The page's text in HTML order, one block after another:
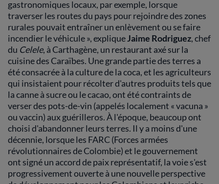
gastronomiques locaux, par exemple, lorsque
traverser les routes du pays pour rejoindre des zones
rurales pouvait entraîner un enlèvement ou se faire
incendier le véhicule », expliqueJaime Rodriguez, chef
du Celele, à Carthagène, un restaurant axé sur la
cuisine des Caraïbes. Une grande partie des terres a
été consacrée à la culture de la coca, et les agriculteurs
qui insistaient pour récolter d'autres produits tels que
la canne à sucre ou le cacao, ont été contraints de
verser des pots-de-vin (appelés localement « vacuna »
ou vaccin) aux guérilleros. À l'époque, beaucoup ont
choisi d'abandonner leurs terres. Il y a moins d'une
décennie, lorsque les FARC (Forces armées
révolutionnaires de Colombie) et le gouvernement
ont signé un accord de paix représentatif, la voie s'est
progressivement ouverte à une nouvelle perspective